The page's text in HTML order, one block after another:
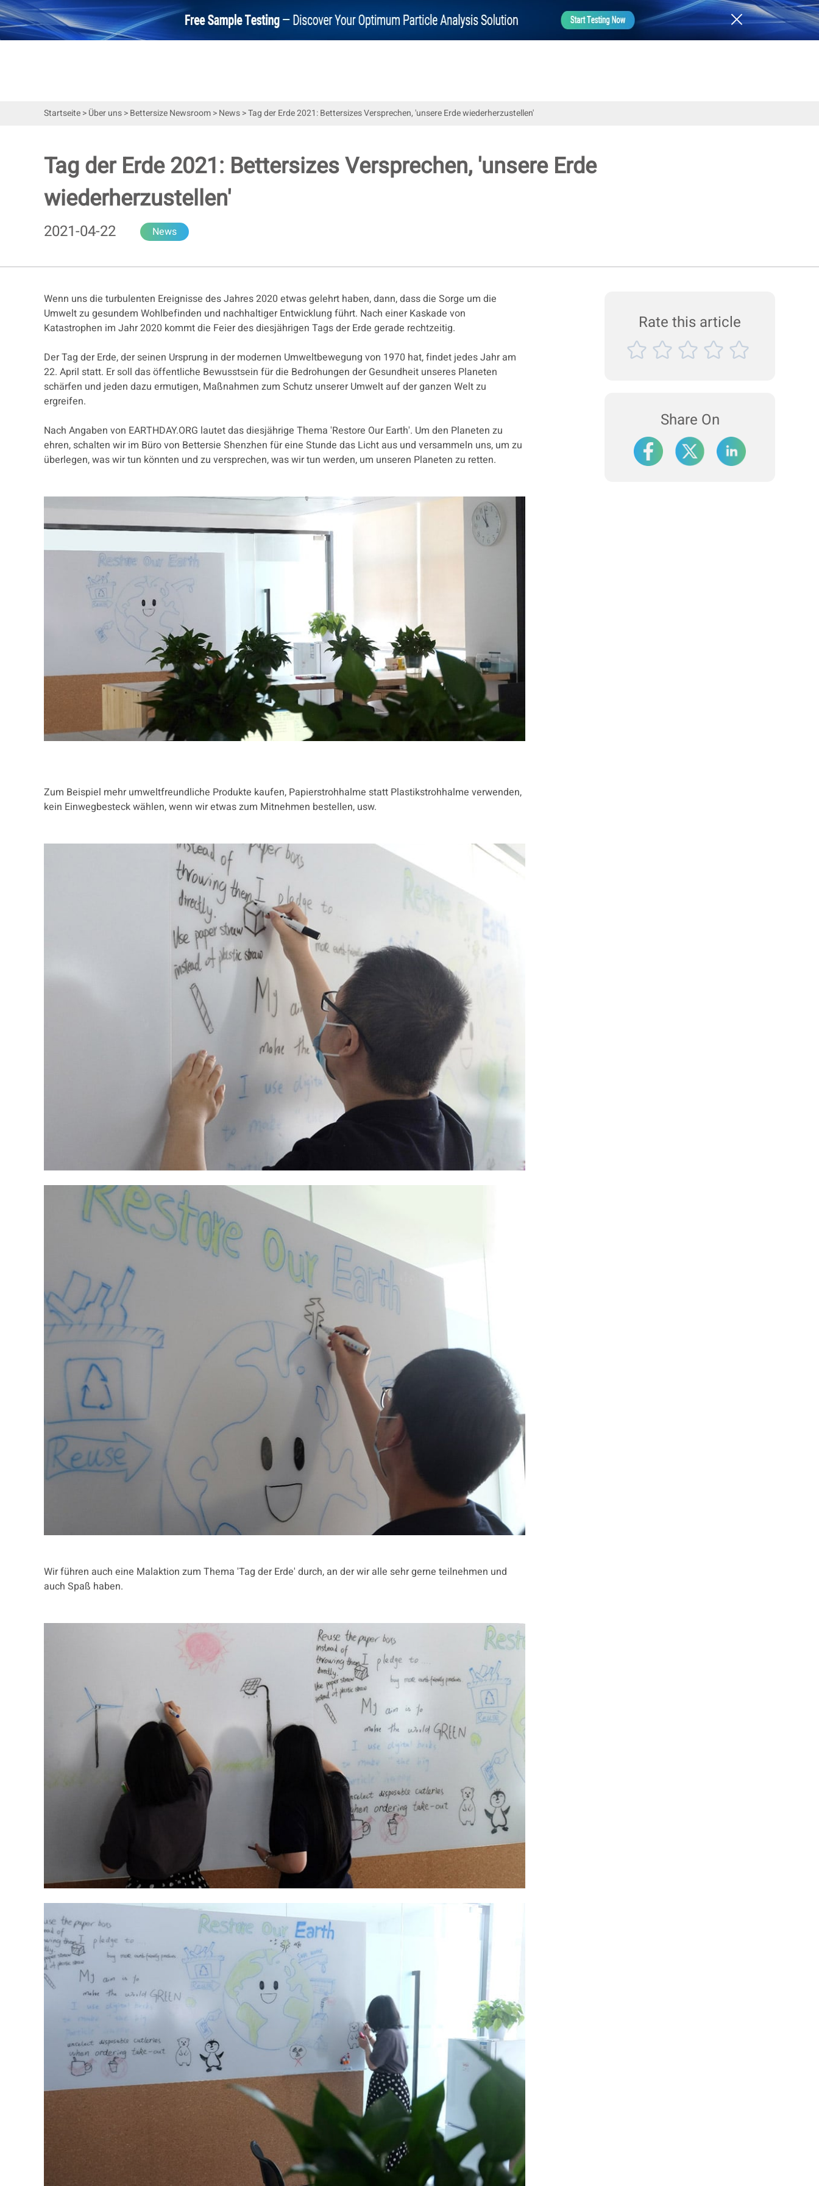
Startseite>Über uns>Bettersize Newsroom>News>Tag der Erde 2021: Bettersizes Versprechen, 'unsere Erde wiederherzustellen'
Tag der Erde 2021: Bettersizes Versprechen, 'unsere Erde
wiederherzustellen'
2021-04-22 News
Wenn uns die turbulenten Ereignisse des Jahres 2020 etwas gelehrt haben, dann, dass die Sorge um die
Umwelt zu gesundem Wohlbefinden und nachhaltiger Entwicklung führt. Nach einer Kaskade von
Katastrophen im Jahr 2020 kommt die Feier des diesjährigen Tags der Erde gerade rechtzeitig.
Der Tag der Erde, der seinen Ursprung in der modernen Umweltbewegung von 1970 hat, findet jedes Jahr am
22. April statt. Er soll das öffentliche Bewusstsein für die Bedrohungen der Gesundheit unseres Planeten
schärfen und jeden dazu ermutigen, Maßnahmen zum Schutz unserer Umwelt auf der ganzen Welt zu
ergreifen.
Nach Angaben von EARTHDAY.ORG lautet das diesjährige Thema 'Restore Our Earth'. Um den Planeten zu
ehren, schalten wir im Büro von Bettersie Shenzhen für eine Stunde das Licht aus und versammeln uns, um zu
überlegen, was wir tun könnten und zu versprechen, was wir tun werden, um unseren Planeten zu retten.
Zum Beispiel mehr umweltfreundliche Produkte kaufen, Papierstrohhalme statt Plastikstrohhalme verwenden,
kein Einwegbesteck wählen, wenn wir etwas zum Mitnehmen bestellen, usw.
Wir führen auch eine Malaktion zum Thema 'Tag der Erde' durch, an der wir alle sehr gerne teilnehmen und
auch Spaß haben.
Rate this article
Share On